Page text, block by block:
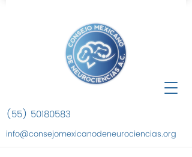
info@consejomexicanodeneurociencias.org
(55) 50180583